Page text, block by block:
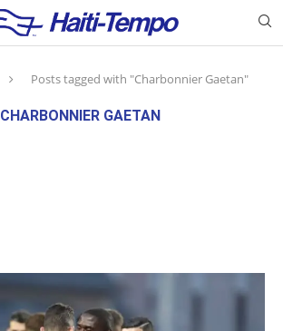
Posts tagged with "Charbonnier Gaetan"
CHARBONNIER GAETAN